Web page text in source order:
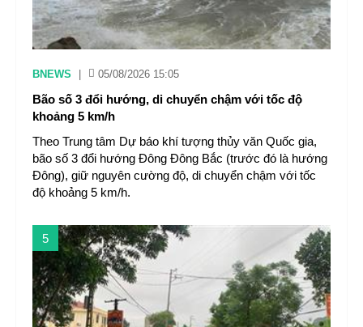
BNEWS 05/08/2026 15:05
Bão số 3 đổi hướng, di chuyển chậm với tốc độ
khoảng 5 km/h
Theo Trung tâm Dự báo khí tượng thủy văn Quốc gia,
bão số 3 đổi hướng Đông Đông Bắc (trước đó là hướng
Đông), giữ nguyên cường độ, di chuyển chậm với tốc
độ khoảng 5 km/h.
5